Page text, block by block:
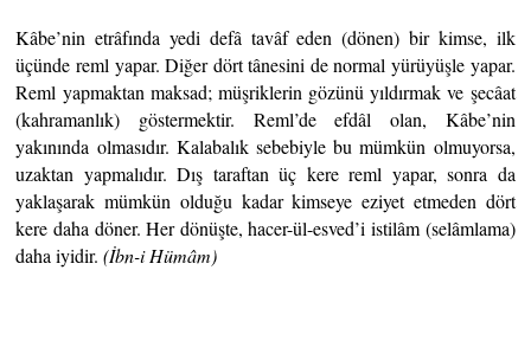
Kâbe’nin etrâfında yedi defâ tavâf eden (dönen) bir kimse, ilk
üçünde reml yapar. Diğer dört tânesini de normal yürüyüşle yapar.
Reml yapmaktan maksad; müşriklerin gözünü yıldırmak ve şecâat
(kahramanlık) göstermektir. Reml’de efdâl olan, Kâbe’nin
yakınında olmasıdır. Kalabalık sebebiyle bu mümkün olmuyorsa,
uzaktan yapmalıdır. Dış taraftan üç kere reml yapar, sonra da
yaklaşarak mümkün olduğu kadar kimseye eziyet etmeden dört
kere daha döner. Her dönüşte, hacer-ül-esved’i istilâm (selâmlama)
daha iyidir.(İbn-i Hümâm)